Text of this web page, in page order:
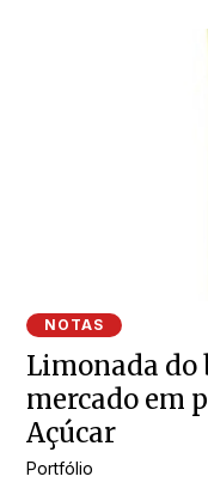
NOTAS
Limonada do
mercado em
Açúcar
Portfólio